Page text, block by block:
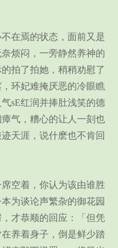
在焉的状态，面前又是
烦闷，一旁静然养神的
拍了拍她，稍稍劝慰了
环妃难掩厌恶的冷眼瞧
sE红润并捧肚浅笑的德
气，糟心的让人一刻也
天涯，说什麽也不肯回
空着，你认为该由谁胜
为谈论声繁杂的御花园
才恭顺的回应：「但凭
养着身子，倒是鲜少踏